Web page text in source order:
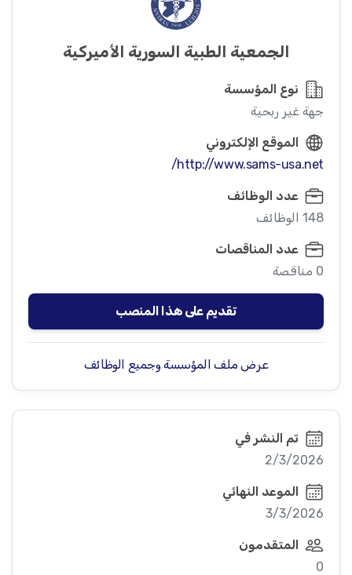
الجمعية الطبية السورية الأميركية
نوع المؤسسة
جهة غير ربحية
الموقع الإلكتروني
http://www.sams-usa.net/
عدد الوظائف
148 الوظائف
عدد المناقصات
0 مناقصة
تقديم على هذا المنصب
عرض ملف المؤسسة وجميع الوظائف
تم النشر في
2/3/2026
الموعد النهائي
3/3/2026
المتقدمون
0